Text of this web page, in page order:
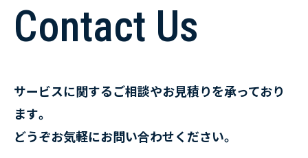
Contact Us
サービスに関するご相談やお見積りを承っており
ます。
どうぞお気軽にお問い合わせください。